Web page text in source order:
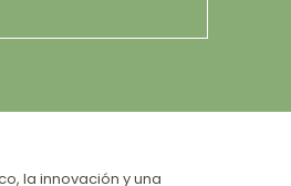
la innovación y una